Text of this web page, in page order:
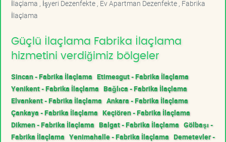
İlaçlama , İşyeri Dezenfekte , Ev Apartman Dezenfekte , Fabrika
İlaçlama
Güçlü İlaçlama Fabrika İlaçlama
hizmetini verdiğimiz bölgeler
Sincan - Fabrika İlaçlama Etimesgut - Fabrika İlaçlama
Yenikent - Fabrika İlaçlama Bağlıca - Fabrika İlaçlama
Elvankent - Fabrika İlaçlama Ankara - Fabrika İlaçlama
Çankaya - Fabrika İlaçlama Keçiören - Fabrika İlaçlama
Dikmen - Fabrika İlaçlama Balgat - Fabrika İlaçlama Gölbaşı -
Fabrika İlaçlama Yenimahalle - Fabrika İlaçlama Demetevler -